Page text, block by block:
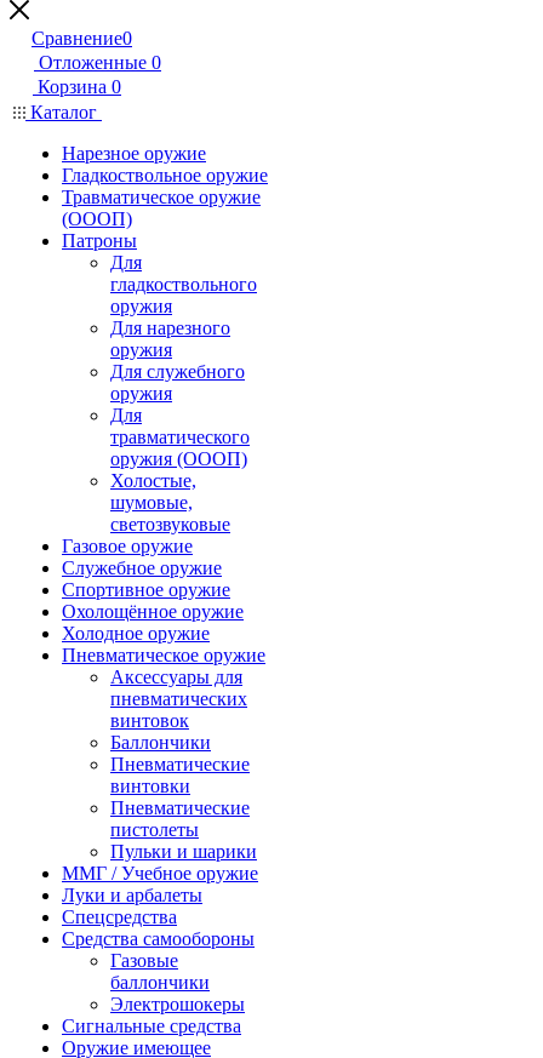
Сравнение0
Отложенные 0
Корзина 0
Каталог
Нарезное оружие
Гладкоствольное оружие
Травматическое оружие
(ОООП)
Патроны
Для
гладкоствольного
оружия
Для нарезного
оружия
Для служебного
оружия
Для
травматического
оружия (ОООП)
Холостые,
шумовые,
светозвуковые
Газовое оружие
Служебное оружие
Спортивное оружие
Охолощённое оружие
Холодное оружие
Пневматическое оружие
Аксессуары для
пневматических
винтовок
Баллончики
Пневматические
винтовки
Пневматические
пистолеты
Пульки и шарики
ММГ / Учебное оружие
Луки и арбалеты
Спецсредства
Средства самообороны
Газовые
баллончики
Электрошокеры
Сигнальные средства
Оружие имеющее